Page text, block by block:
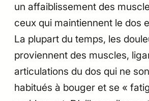
un affaiblissement des
ceux qui maintiennent le dos
La plupart du temps, les
proviennent des muscles,
articulations du dos qui ne
habitués à bouger et se «